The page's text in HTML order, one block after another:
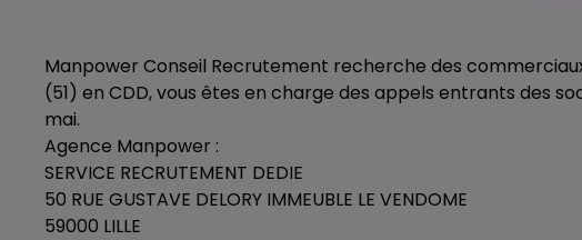
Manpower Conseil Recrutement recherche des
(51) en CDD, vous êtes en charge des appels entrants des
mai.
Agence Manpower :
SERVICE RECRUTEMENT DEDIE
50 RUE GUSTAVE DELORY IMMEUBLE LE VENDOME
59000 LILLE